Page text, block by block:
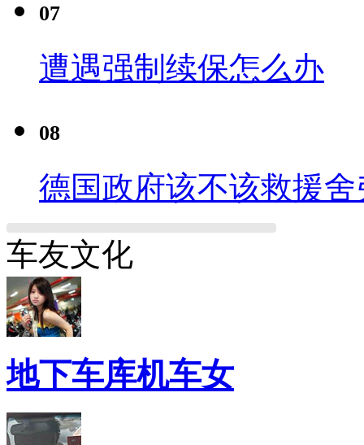
07
遭遇强制续保怎么办
08
德国政府该不该救援舍
车友文化
地下车库机车女